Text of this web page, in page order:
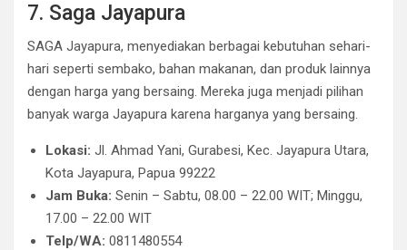
7. Saga Jayapura
SAGA Jayapura, menyediakan berbagai kebutuhan sehari-
hari seperti sembako, bahan makanan, dan produk lainnya
dengan harga yang bersaing. Mereka juga menjadi pilihan
banyak warga Jayapura karena harganya yang bersaing.
Lokasi: Jl. Ahmad Yani, Gurabesi, Kec. Jayapura Utara,
Kota Jayapura, Papua 99222
Jam Buka: Senin – Sabtu, 08.00 – 22.00 WIT; Minggu,
17.00 – 22.00 WIT
Telp/WA: 0811480554